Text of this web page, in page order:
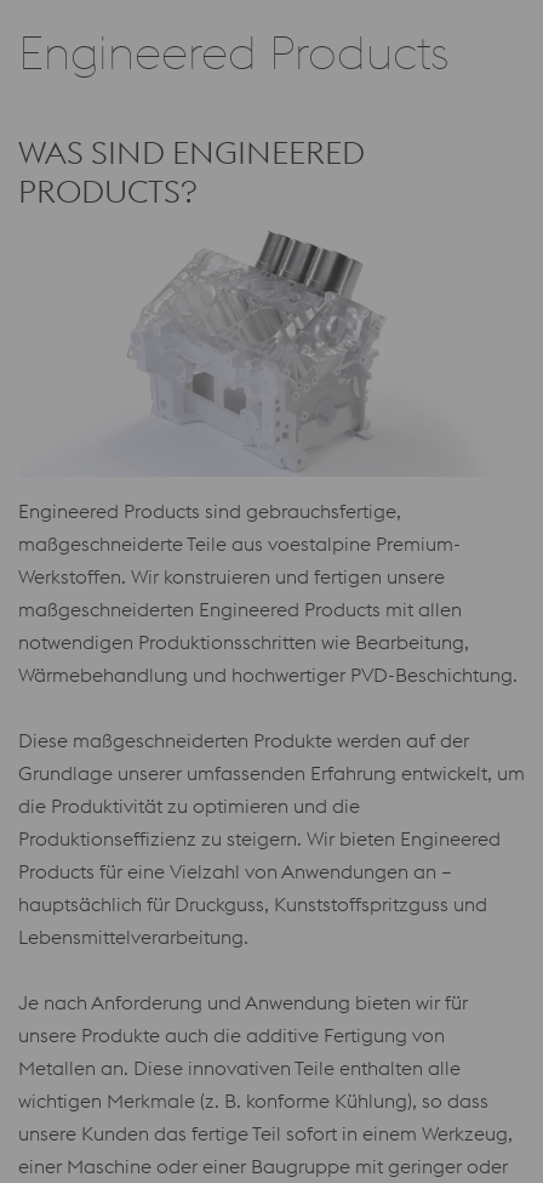
Engineered Products
WAS SIND ENGINEERED
PRODUCTS?
Engineered Products sind gebrauchsfertige,
maßgeschneiderte Teile aus voestalpine Premium-
Werkstoffen. Wir konstruieren und fertigen unsere
maßgeschneiderten Engineered Products mit allen
notwendigen Produktionsschritten wie Bearbeitung,
Wärmebehandlung und hochwertiger PVD-Beschichtung.
Diese maßgeschneiderten Produkte werden auf der
Grundlage unserer umfassenden Erfahrung entwickelt, um
die Produktivität zu optimieren und die
Produktionseffizienz zu steigern. Wir bieten Engineered
Products für eine Vielzahl von Anwendungen an –
hauptsächlich für Druckguss, Kunststoffspritzguss und
Lebensmittelverarbeitung.
Je nach Anforderung und Anwendung bieten wir für
unsere Produkte auch die additive Fertigung von
Metallen an. Diese innovativen Teile enthalten alle
wichtigen Merkmale (z. B. konforme Kühlung), so dass
unsere Kunden das fertige Teil sofort in einem Werkzeug,
einer Maschine oder einer Baugruppe mit geringer oder